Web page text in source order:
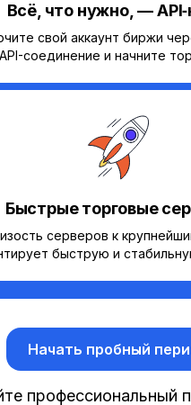
Всё, что нужно, —
свой аккаунт биржи
API-соединение и начните
Быстрые торговые
серверов к
быструю и
Начать пробный
профессиональный